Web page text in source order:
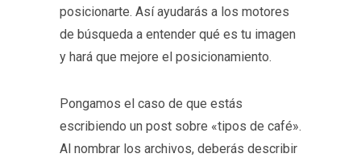
posicionarte. Así ayudarás a los motores
de búsqueda a entender qué es tu imagen
y hará que mejore el posicionamiento.
Pongamos el caso de que estás
escribiendo un post sobre «tipos de café».
Al nombrar los archivos, deberás describir